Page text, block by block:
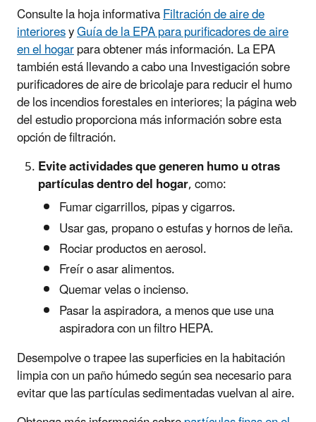
Consulte la hoja informativaFiltración de aire de
interioresyGuía de la EPA para purificadores de aire
en el hogarpara obtener más información. La EPA
también está llevando a cabo una Investigación sobre
purificadores de aire de bricolaje para reducir el humo
de los incendios forestales en interiores; la página web
del estudio proporciona más información sobre esta
opción de filtración.
Evite actividades que generen humo u otras
partículas dentro del hogar, como:
Fumar cigarrillos, pipas y cigarros.
Usar gas, propano o estufas y hornos de leña.
Rociar productos en aerosol.
Freír o asar alimentos.
Quemar velas o incienso.
Pasar la aspiradora, a menos que use una
aspiradora con un filtro HEPA.
Desempolve o trapee las superficies en la habitación
limpia con un paño húmedo según sea necesario para
evitar que las partículas sedimentadas vuelvan al aire.